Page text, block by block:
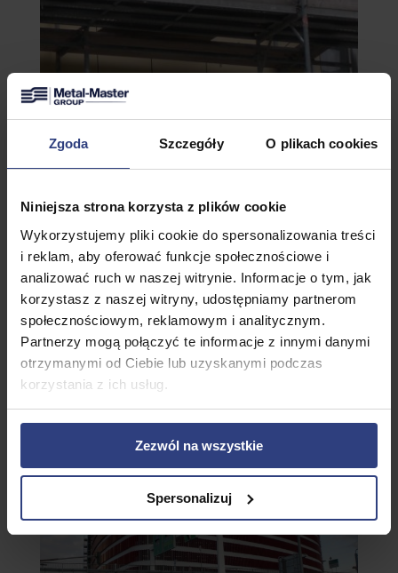
Zgoda Szczegóły O plikach cookies
Niniejsza strona korzysta z plików cookie
Wykorzystujemy pliki cookie do spersonalizowania treści
i reklam, aby oferować funkcje społecznościowe i
analizować ruch w naszej witrynie. Informacje o tym, jak
korzystasz z naszej witryny, udostępniamy partnerom
społecznościowym, reklamowym i analitycznym.
Partnerzy mogą połączyć te informacje z innymi danymi
otrzymanymi od Ciebie lub uzyskanymi podczas
korzystania z ich usług.
Zezwól na wszystkie
Spersonalizuj